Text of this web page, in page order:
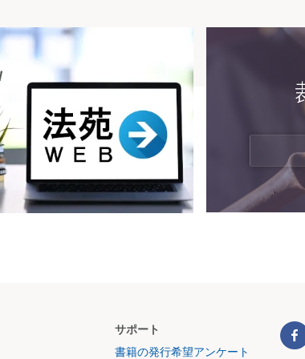
サポート
書籍の発行希望アンケート